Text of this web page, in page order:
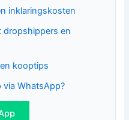
inklaringskosten
dropshippers en
kooptips
via WhatsApp?